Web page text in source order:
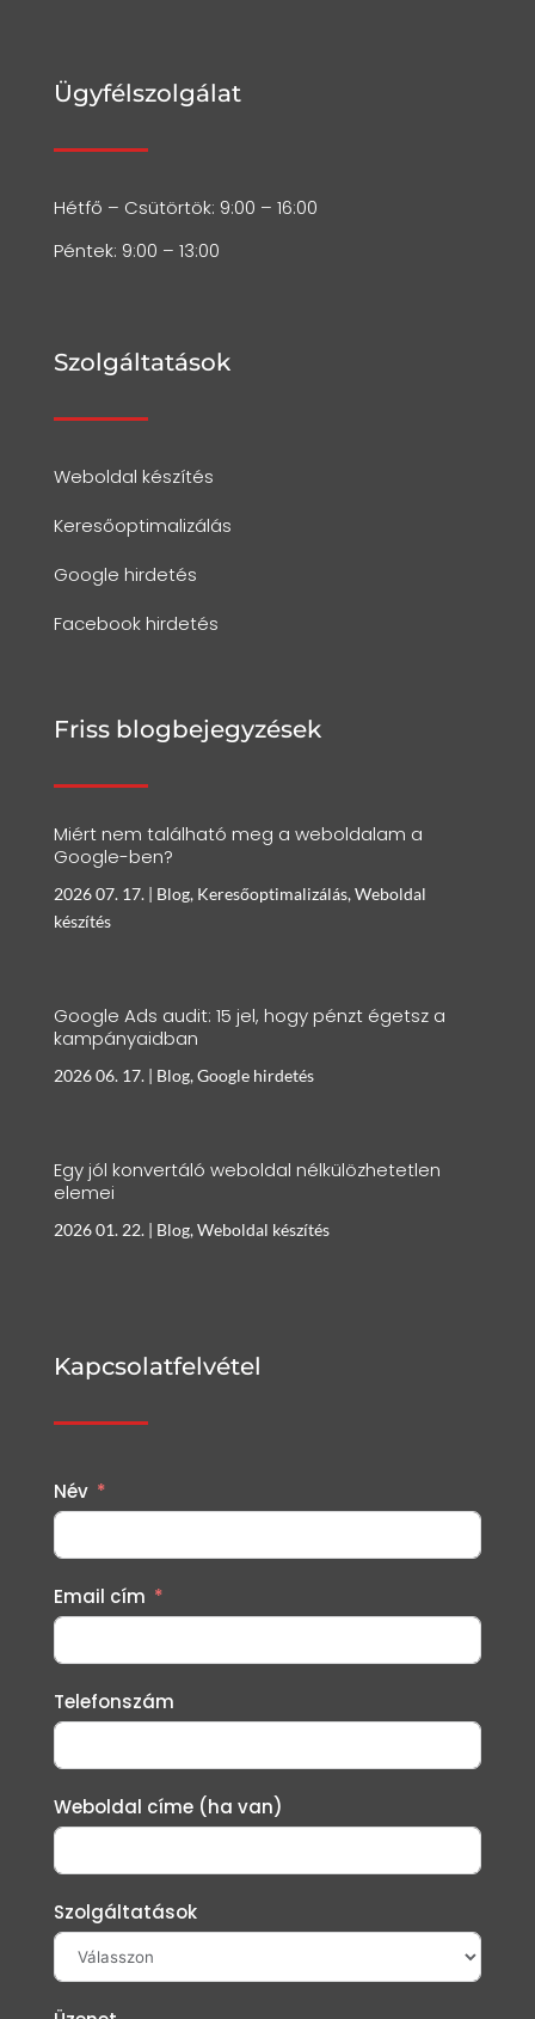
Ügyfélszolgálat
Hétfő – Csütörtök: 9:00 – 16:00
Péntek: 9:00 – 13:00
Szolgáltatások
Weboldal készítés
Keresőoptimalizálás
Google hirdetés
Facebook hirdetés
Friss blogbejegyzések
Miért nem található meg a weboldalam a
Google-ben?
2026 07. 17.| Blog, Keresőoptimalizálás,Weboldal
készítés
Google Ads audit: 15 jel, hogy pénzt égetsz a
kampányaidban
2026 06. 17.| Blog,Google hirdetés
Egy jól konvertáló weboldal nélkülözhetetlen
elemei
2026 01. 22.| Blog,Weboldal készítés
Kapcsolatfelvétel
Név
Email cím
Telefonszám
Weboldal címe (ha van)
Szolgáltatások